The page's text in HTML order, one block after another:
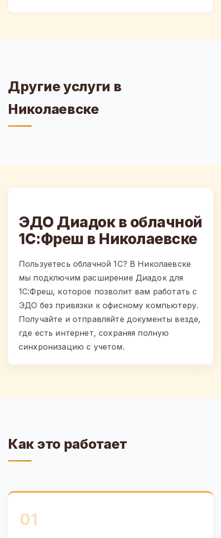
Другие услуги в
Николаевске
ЭДО Диадок в облачной
1С:Фреш в Николаевске
Пользуетесь облачной 1С? В Николаевске
мы подключим расширение Диадок для
1С:Фреш, которое позволит вам работать с
ЭДО без привязки к офисному компьютеру.
Получайте и отправляйте документы везде,
где есть интернет, сохраняя полную
синхронизацию с учетом.
Как это работает
01